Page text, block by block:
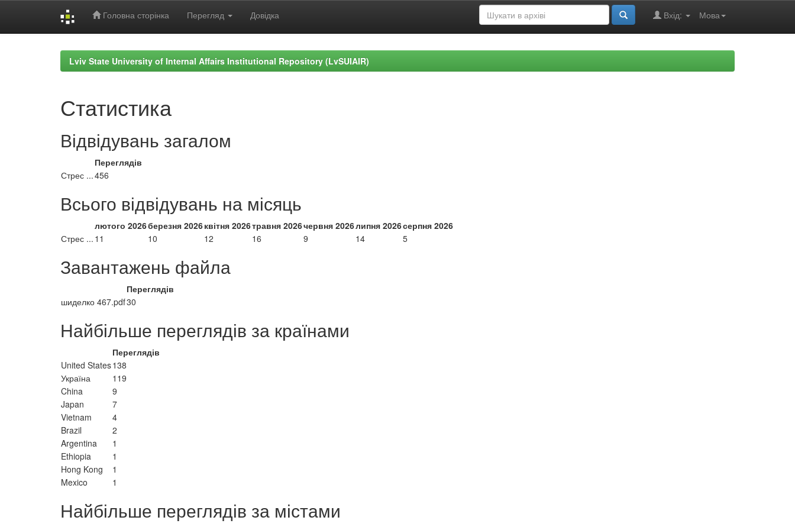
Головна сторінка Перегляд Довідка Мова
Вхід:
Lviv State University of Internal Affairs Institutional Repository (LvSUIAIR)
Статистика
Відвідувань загалом
Переглядів
Стрес ...456
Всього відвідувань на місяць
лютого 2026березня 2026квітня 2026травня 2026червня 2026липня 2026серпня 2026
Стрес ... 11 10 12 16 9 14 5
Завантажень файла
Переглядів
шиделко 467.pdf30
Найбільше переглядів за країнами
Переглядів
United States138
Україна
119
China
9
Japan
7
Vietnam
4
Brazil
2
Argentina
1
Ethiopia
1
Hong Kong
1
Mexico
1
Найбільше переглядів за містами